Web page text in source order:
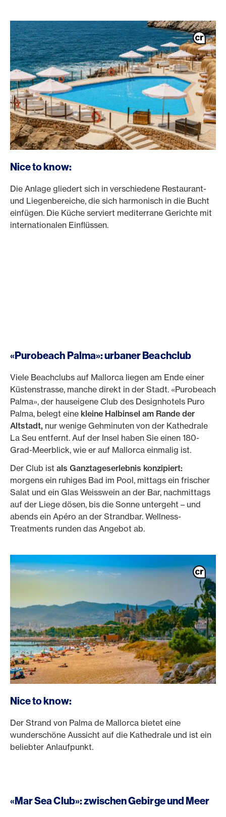
Nice to know:
Die Anlage gliedert sich in verschiedene Restaurant-
und Liegenbereiche, die sich harmonisch in die Bucht
einfügen. Die Küche serviert mediterrane Gerichte mit
internationalen Einflüssen.
«Purobeach Palma»: urbaner Beachclub
Viele Beachclubs auf Mallorca liegen am Ende einer
Küstenstrasse, manche direkt in der Stadt. «Purobeach
Palma», der hauseigene Club des Designhotels Puro
Palma, belegt eine kleine Halbinsel am Rande der
Altstadt, nur wenige Gehminuten von der Kathedrale
La Seu entfernt. Auf der Insel haben Sie einen 180-
Grad-Meerblick, wie er auf Mallorca einmalig ist.
Der Club ist als Ganztageserlebnis konzipiert:
morgens ein ruhiges Bad im Pool, mittags ein frischer
Salat und ein Glas Weisswein an der Bar, nachmittags
auf der Liege dösen, bis die Sonne untergeht – und
abends ein Apéro an der Strandbar. Wellness-
Treatments runden das Angebot ab.
Nice to know:
Der Strand von Palma de Mallorca bietet eine
wunderschöne Aussicht auf die Kathedrale und ist ein
beliebter Anlaufpunkt.
«Mar Sea Club»: zwischen Gebirge und Meer